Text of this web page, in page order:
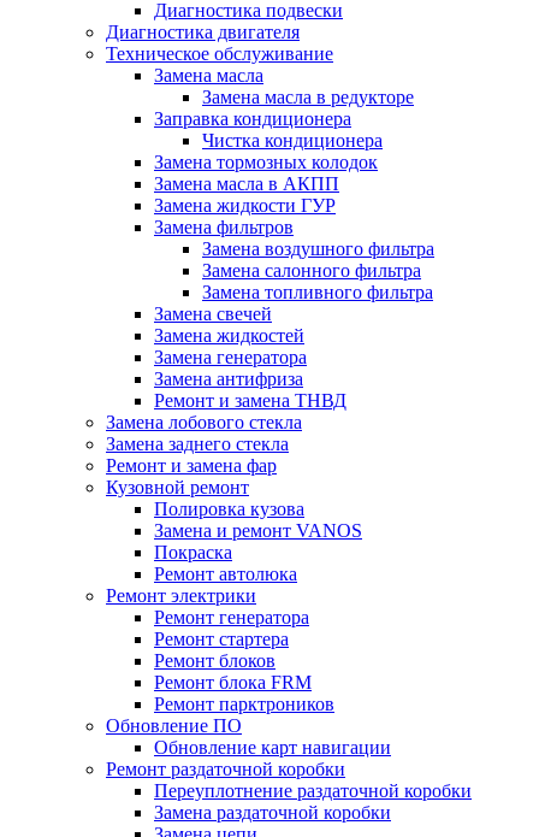
Диагностика подвески
Диагностика двигателя
Техническое обслуживание
Замена масла
Замена масла в редукторе
Заправка кондиционера
Чистка кондиционера
Замена тормозных колодок
Замена масла в АКПП
Замена жидкости ГУР
Замена фильтров
Замена воздушного фильтра
Замена салонного фильтра
Замена топливного фильтра
Замена свечей
Замена жидкостей
Замена генератора
Замена антифриза
Ремонт и замена ТНВД
Замена лобового стекла
Замена заднего стекла
Ремонт и замена фар
Кузовной ремонт
Полировка кузова
Замена и ремонт VANOS
Покраска
Ремонт автолюка
Ремонт электрики
Ремонт генератора
Ремонт стартера
Ремонт блоков
Ремонт блока FRM
Ремонт парктроников
Обновление ПО
Обновление карт навигации
Ремонт раздаточной коробки
Переуплотнение раздаточной коробки
Замена раздаточной коробки